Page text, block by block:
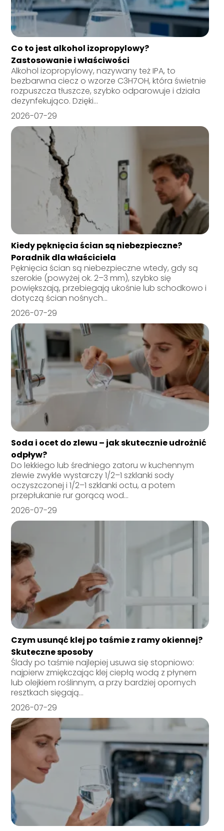
Co to jest alkohol izopropylowy?
Zastosowanie i właściwości
Alkohol izopropylowy, nazywany też IPA, to
bezbarwna ciecz o wzorze C3H7OH, która świetnie
rozpuszcza tłuszcze, szybko odparowuje i działa
dezynfekująco. Dzięki...
2026-07-29
Kiedy pęknięcia ścian są niebezpieczne?
Poradnik dla właściciela
Pęknięcia ścian są niebezpieczne wtedy, gdy są
szerokie (powyżej ok. 2–3 mm), szybko się
powiększają, przebiegają ukośnie lub schodkowo i
dotyczą ścian nośnych...
2026-07-29
Soda i ocet do zlewu – jak skutecznie udrożnić
odpływ?
Do lekkiego lub średniego zatoru w kuchennym
zlewie zwykle wystarczy 1/2–1 szklanki sody
oczyszczonej i 1/2–1 szklanki octu, a potem
przepłukanie rur gorącą wod...
2026-07-29
Czym usunąć klej po taśmie z ramy okiennej?
Skuteczne sposoby
Ślady po taśmie najlepiej usuwa się stopniowo:
najpierw zmiękczając klej ciepłą wodą z płynem
lub olejkiem roślinnym, a przy bardziej opornych
resztkach sięgają...
2026-07-29